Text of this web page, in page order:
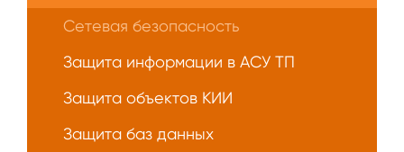
Сетевая безопасность
Защита информации в АСУ ТП
Защита объектов КИИ
Защита баз данных